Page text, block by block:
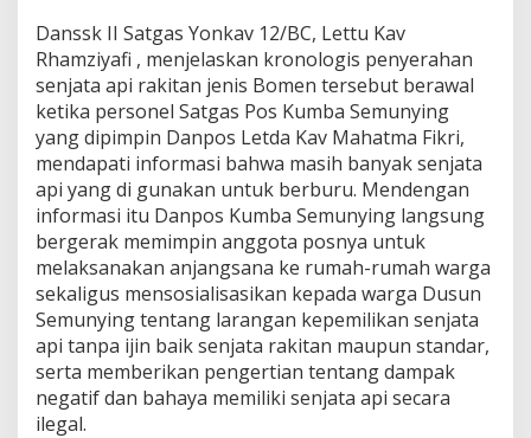
n
Danssk II Satgas Yonkav 12/BC, Lettu Kav
Rhamziyafi , menjelaskan kronologis penyerahan
senjata api rakitan jenis Bomen tersebut berawal
ketika personel Satgas Pos Kumba Semunying
yang dipimpin Danpos Letda Kav Mahatma Fikri,
mendapati informasi bahwa masih banyak senjata
api yang di gunakan untuk berburu. Mendengan
informasi itu Danpos Kumba Semunying langsung
bergerak memimpin anggota posnya untuk
melaksanakan anjangsana ke rumah-rumah warga
sekaligus mensosialisasikan kepada warga Dusun
Semunying tentang larangan kepemilikan senjata
api tanpa ijin baik senjata rakitan maupun standar,
serta memberikan pengertian tentang dampak
negatif dan bahaya memiliki senjata api secara
ilegal.